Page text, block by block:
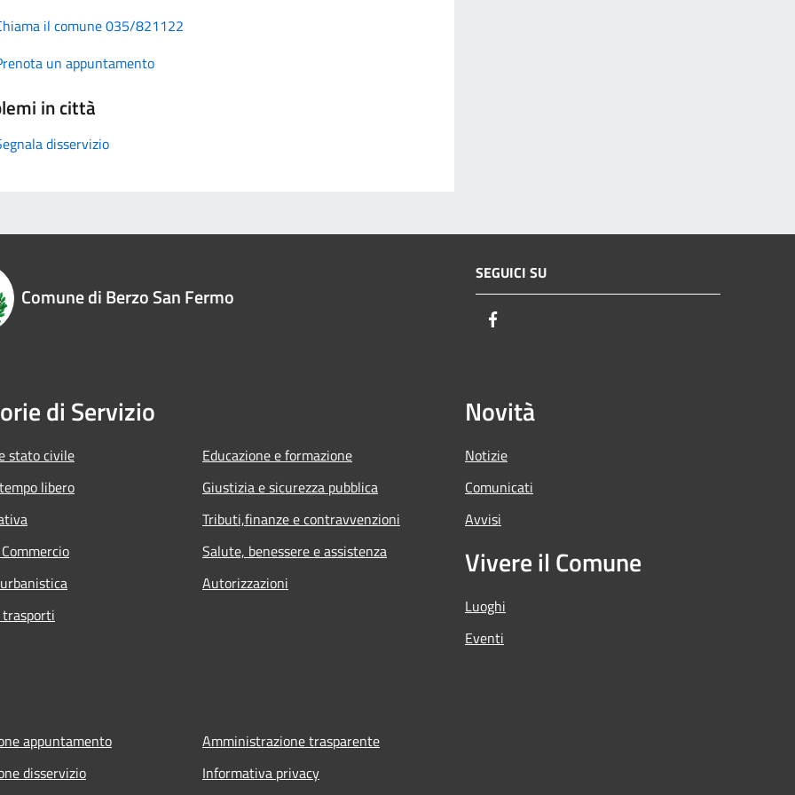
il comune 035/821122
un appuntamento
in città
disservizio
Comune di Berzo San Fermo
SEGUICI SU
di Servizio
stato civile
libero
Educazione e formazione
Giustizia e sicurezza pubblica
Tributi,finanze e contravvenzioni
Salute, benessere e assistenza
Autorizzazioni
Novità
Notizie
Comunicati
Avvisi
Vivere il Comune
Luoghi
Eventi
appuntamento
disservizio
Amministrazione trasparente
Informativa privacy